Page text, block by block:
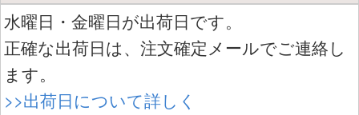
水曜日・金曜日が出荷日です。
正確な出荷日は、注文確定メールでご連絡し
ます。
>>出荷日について詳しく